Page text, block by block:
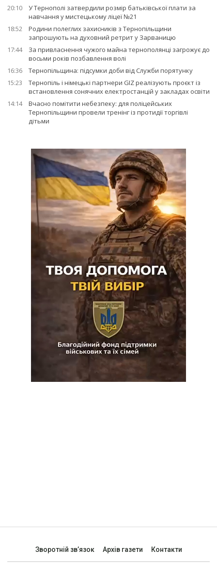
20:10
У Тернополі затвердили розмір батьківської плати за
навчання у мистецькому ліцеї №21
18:52
Родини полеглих захисників з Тернопільщини
запрошують на духовний ретрит у Зарваницю
17:44
За привласнення чужого майна тернополянці загрожує до
восьми років позбавлення волі
16:36
Тернопільщина: підсумки доби від Служби порятунку
15:23
Тернопіль і німецькі партнери GIZ реалізують проєкт із
встановлення сонячних електростанцій у закладах освіти
14:14
Вчасно помітити небезпеку: для поліцейських
Тернопільщини провели тренінг із протидії торгівлі
дітьми
Зворотній зв’язок Архів газети Контакти